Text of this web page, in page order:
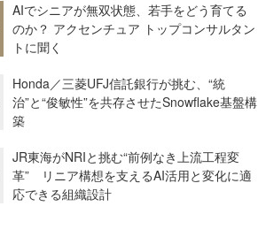
AIでシニアが無双状態、若手をどう育てる
のか？ アクセンチュア トップコンサルタン
トに聞く
Honda／三菱UFJ信託銀行が挑む、“統
治”と“俊敏性”を共存させたSnowflake基盤構
築
JR東海がNRIと挑む“前例なき上流工程変
革” リニア構想を支えるAI活用と変化に適
応できる組織設計